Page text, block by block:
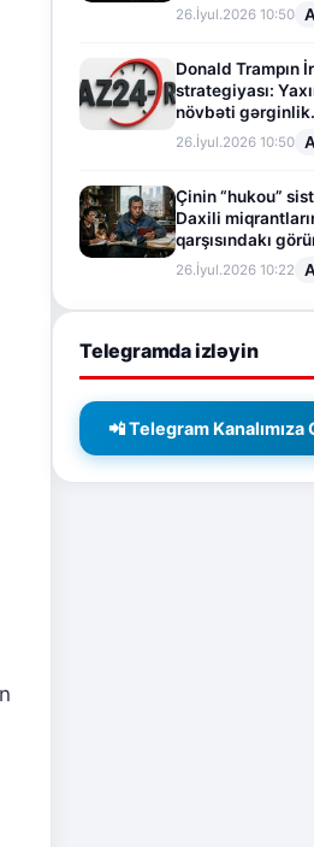
26.İyul.2026 10:50
Donald Trampın
strategiyası:
növbəti gərginlik
mərhələsi
26.İyul.2026 10:50
Çinin “hukou”
Daxili
qarşısındakı
sədd
26.İyul.2026 10:22
Telegramda izləyin
📲 Telegram Kanalımıza